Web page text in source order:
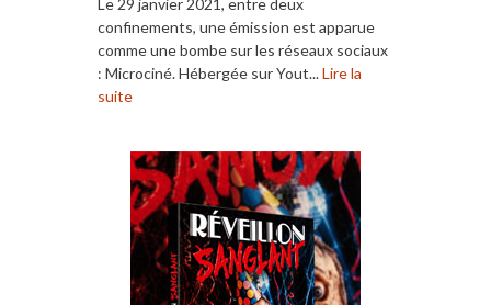
Le 29 janvier 2021, entre deux
confinements, une émission est apparue
comme une bombe sur les réseaux sociaux
: Microciné. Hébergée sur Yout...Lire la
suite